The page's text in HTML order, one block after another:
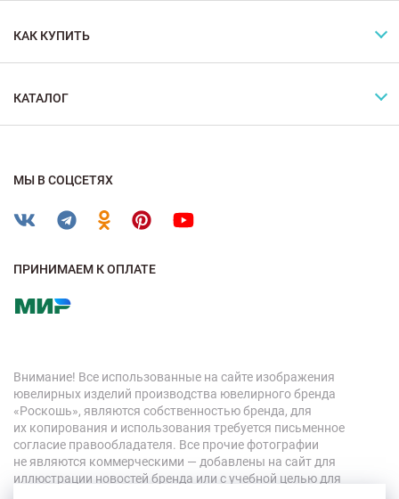
КАК КУПИТЬ
КАТАЛОГ
МЫ В СОЦСЕТЯХ
ПРИНИМАЕМ К ОПЛАТЕ
Внимание! Все использованные на сайте изображения
ювелирных изделий производства ювелирного бренда
«Роскошь», являются собственностью бренда, для
их копирования и использования требуется письменное
согласие правообладателя. Все прочие фотографии
не являются коммерческими — добавлены на сайт для
иллюстрации новостей бренда или с учебной целью для